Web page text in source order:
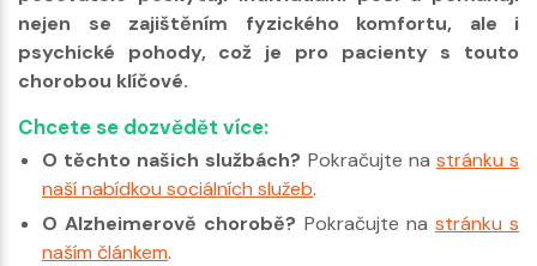
nejen se zajištěním fyzického komfortu, ale i
psychické pohody, což je pro pacienty s touto
chorobou klíčové.
Chcete se dozvědět více:
O těchto našich službách? Pokračujte na stránku s
naší nabídkou sociálních služeb.
O Alzheimerově chorobě? Pokračujte na stránku s
naším článkem.